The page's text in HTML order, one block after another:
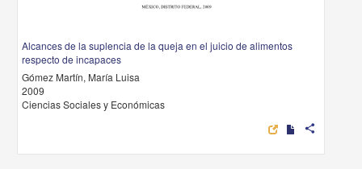
Alcances de la suplencia de la queja en el juicio de alimentos
respecto de incapaces
Gómez Martín, María Luisa
2009
Ciencias Sociales y Económicas
share